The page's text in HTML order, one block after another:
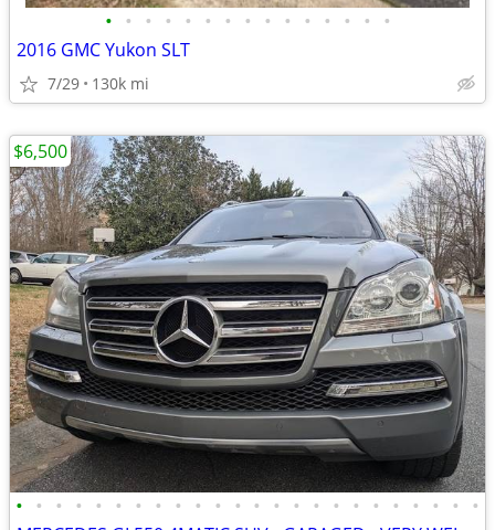
• • • • • • • • • • • • • • •
2016 GMC Yukon SLT
7/29 130k mi
• • • • • • • • • • • • • • • • • • • • • • • •
$6,500